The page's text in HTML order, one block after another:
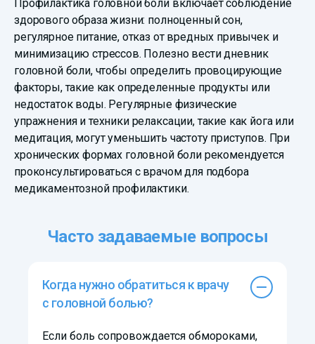
Профилактика головной боли включает соблюдение
здорового образа жизни: полноценный сон,
регулярное питание, отказ от вредных привычек и
минимизацию стрессов. Полезно вести дневник
головной боли, чтобы определить провоцирующие
факторы, такие как определенные продукты или
недостаток воды. Регулярные физические
упражнения и техники релаксации, такие как йога или
медитация, могут уменьшить частоту приступов. При
хронических формах головной боли рекомендуется
проконсультироваться с врачом для подбора
медикаментозной профилактики.
Часто задаваемые вопросы
Когда нужно обратиться к врачу
с головной болью?
Если боль сопровождается обмороками,